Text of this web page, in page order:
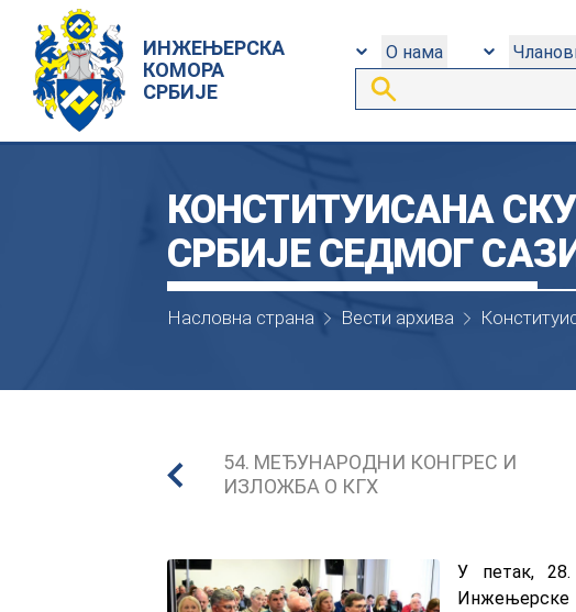
ИНЖЕЊЕРСКА
КОМОРА
СРБИЈЕ
О нама
КОНСТИТУИСАНА
СРБИЈЕ СЕДМОГ
Насловна страна Вести архива
54. MEЂУНAРOДНИ КOНГРEС И
ИЗЛOЖБA O КГХ
У петак, 28.
Инжeњeрскe